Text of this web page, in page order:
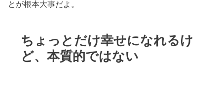
とが根本大事だよ。
ちょっとだけ幸せになれるけ
ど、本質的ではない